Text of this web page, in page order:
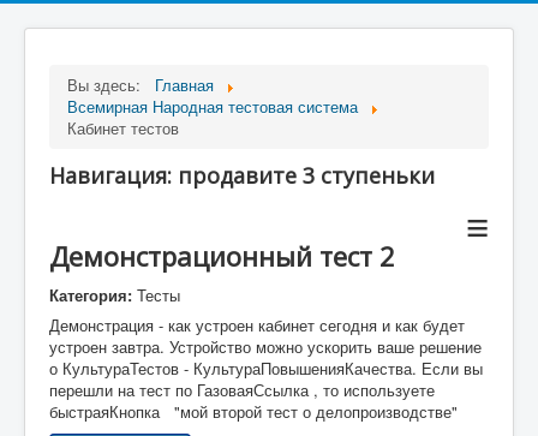
Вы здесь:
Главная
Всемирная Народная тестовая система
Кабинет тестов
Навигация: продавите 3 ступеньки
≡
Демонстрационный тест 2
Категория: Тесты
Демонстрация - как устроен кабинет сегодня и как будет
устроен завтра. Устройство можно ускорить ваше решение
о КультураТестов - КультураПовышенияКачества. Если вы
перешли на тест по ГазоваяСсылка , то используете
быстраяКнопка "мой второй тест о делопроизводстве"